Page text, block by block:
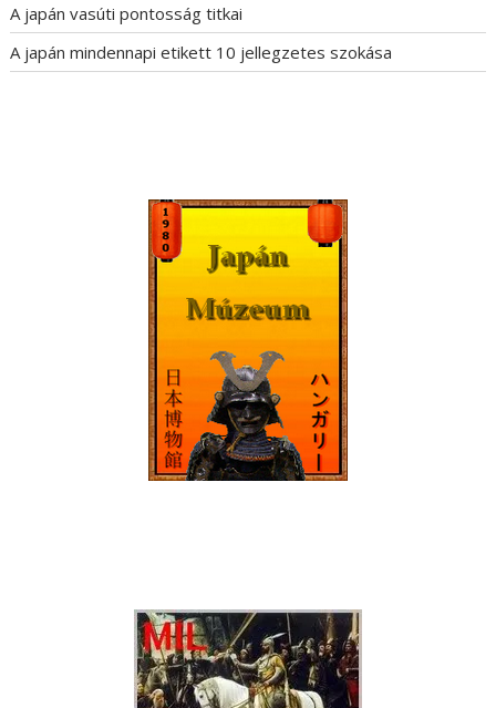
A japán vasúti pontosság titkai
A japán mindennapi etikett 10 jellegzetes szokása